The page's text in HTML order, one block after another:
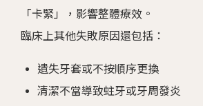
「卡緊」，影響整體療效。
臨床上其他失敗原因還包括：
遺失牙套或不按順序更換
清潔不當導致蛀牙或牙周發炎